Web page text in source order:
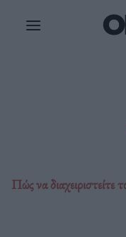
Πώς να διαχειριστείτε